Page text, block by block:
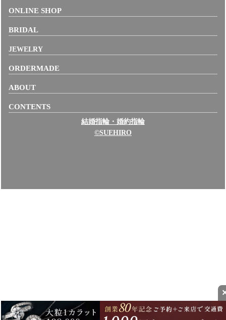
ONLINE SHOP
BRIDAL
JEWELRY
ORDERMADE
ABOUT
CONTENTS
結婚指輪・婚約指輪
©SUEHIRO